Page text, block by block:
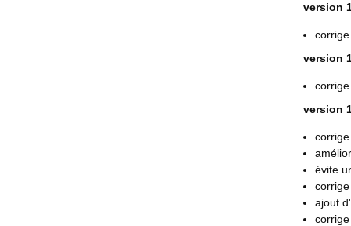
version
version
version
évite
ajout